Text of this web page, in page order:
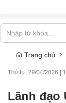
Trang chủ
Thứ tư, 29/04/2026
Lãnh đạo